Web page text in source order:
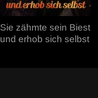
Sie zähmte sein Biest
und erhob sich selbst